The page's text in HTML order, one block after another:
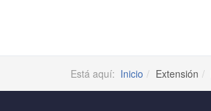
Está aquí: Inicio Extensión